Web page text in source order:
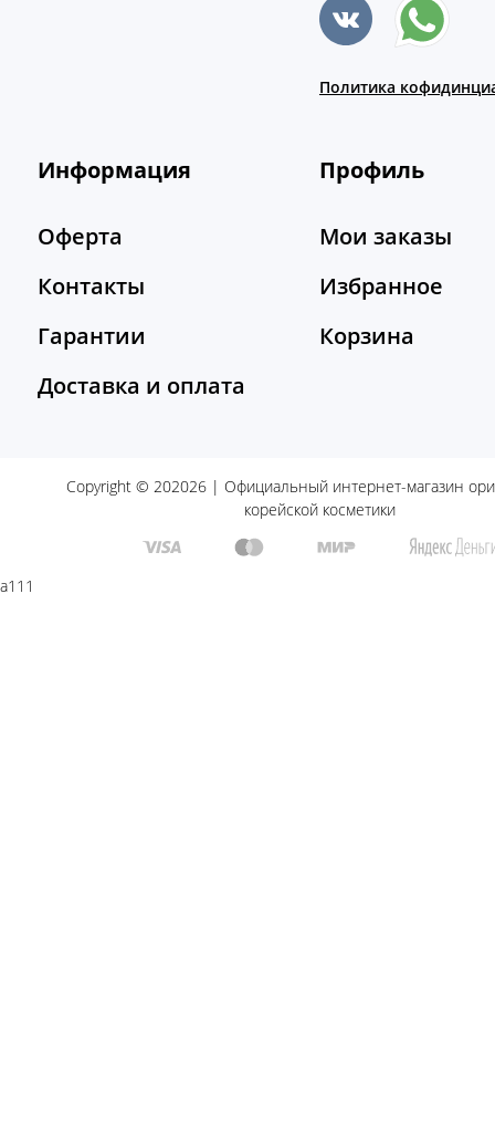
Политика
Информация
Оферта
Контакты
Гарантии
Доставка и оплата
Профиль
Мои заказы
Избранное
Корзина
Copyright © 202026 | Официальный интернет-магазин
корейской косметики
a111